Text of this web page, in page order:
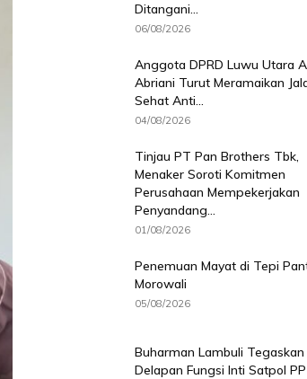
Ditangani...
06/08/2026
Anggota DPRD Luwu Utara
Abriani Turut Meramaikan
Sehat Anti...
04/08/2026
Tinjau PT Pan Brothers Tbk,
Menaker Soroti Komitmen
Perusahaan Mempekerjakan
Penyandang...
01/08/2026
Penemuan Mayat di Tepi
Morowali
05/08/2026
Buharman Lambuli Tegaskan
Delapan Fungsi Inti Satpol